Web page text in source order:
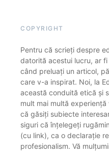
COPYRIGHT
Pentru că scrieți despre
datorită acestui lucru, ar
când preluați un articol,
care v-a inspirat. Noi, la
această conduită etică și
mult mai multă
că găsiți subiecte
siguri că înțelegeți
(cu link), ca o declarație
profesionalism. Vă